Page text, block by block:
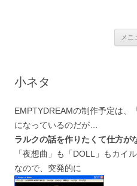
メニ
小ネタ
EMPTYDREAMの制作予定は、
になっているのだが…
ラルクの話を作りたくて仕方が
「夜想曲」も「DOLL」もカイ
なので、突発的に